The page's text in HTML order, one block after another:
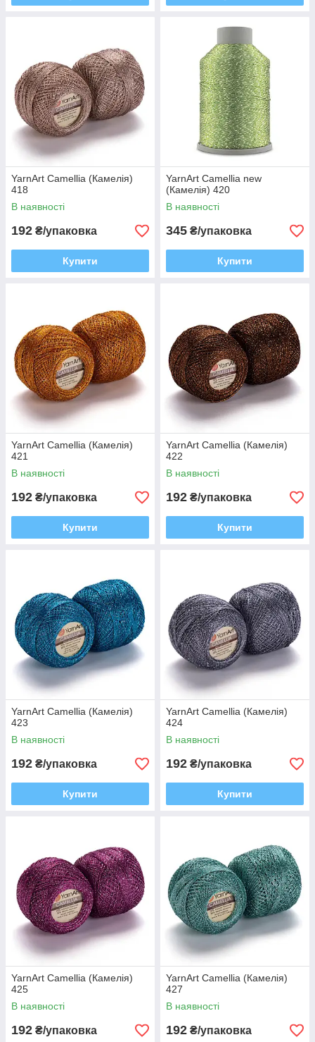
YarnArt Camellia (Камелія)
418
В наявності
192 ₴/упаковка
Купити
YarnArt Camellia new
(Камелія) 420
В наявності
345 ₴/упаковка
Купити
YarnArt Camellia (Камелія)
421
В наявності
192 ₴/упаковка
Купити
YarnArt Camellia (Камелія)
422
В наявності
192 ₴/упаковка
Купити
YarnArt Camellia (Камелія)
423
В наявності
192 ₴/упаковка
Купити
YarnArt Camellia (Камелія)
424
В наявності
192 ₴/упаковка
Купити
YarnArt Camellia (Камелія)
425
В наявності
192 ₴/упаковка
YarnArt Camellia (Камелія)
427
В наявності
192 ₴/упаковка